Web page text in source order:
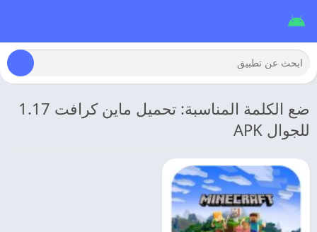
ضع الكلمة المناسبة: تحميل ماين كرافت 1.17
للجوال APK